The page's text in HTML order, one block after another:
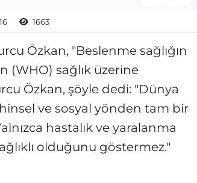
1663
Özkan, "Beslenme sağlığın
(WHO) sağlık üzerine
Özkan, şöyle dedi: "Dünya
ve sosyal yönden tam bir
hastalık ve yaralanma
olduğunu göstermez."